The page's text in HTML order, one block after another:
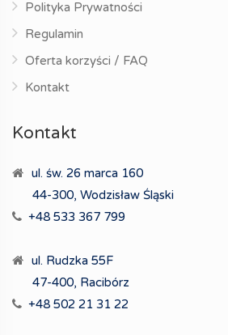
Polityka Prywatności
Regulamin
Oferta korzyści / FAQ
Kontakt
Kontakt
ul. św. 26 marca 160
44-300, Wodzisław Śląski
+48 533 367 799
ul. Rudzka 55F
47-400, Racibórz
+48 502 21 31 22